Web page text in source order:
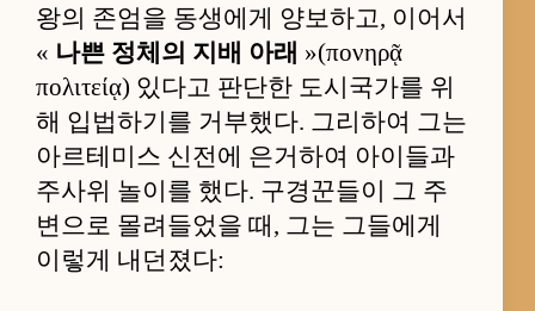
왕의 존엄을 동생에게 양보하고, 이어서
« 나쁜 정체의 지배 아래 »(πονηρᾷ
πολιτείᾳ) 있다고 판단한 도시국가를 위
해 입법하기를 거부했다. 그리하여 그는
아르테미스 신전에 은거하여 아이들과
주사위 놀이를 했다. 구경꾼들이 그 주
변으로 몰려들었을 때, 그는 그들에게
이렇게 내던졌다: